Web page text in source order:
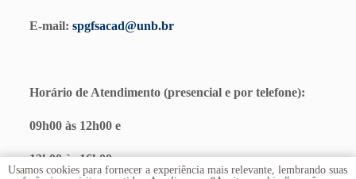
E-mail: spgfsacad@unb.br
Horário de Atendimento (presencial e por telefone):
09h00 às 12h00 e
13h00 às 16h00
Usamos cookies para fornecer a experiência mais relevante, lembrando suas